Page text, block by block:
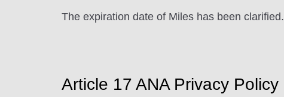
The expiration date of Miles has been clarified.
Article 17 ANA Privacy Policy